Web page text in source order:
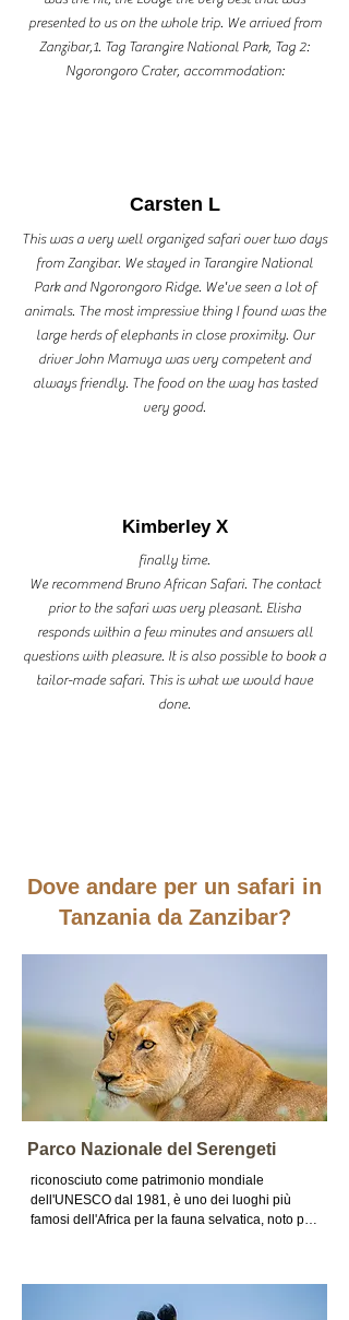
presented to us on the whole trip. We arrived from
Zanzibar,1. Tag Tarangire National Park, Tag 2:
Ngorongoro Crater, accommodation:
Carsten L
This was a very well organized safari over two days
from Zanzibar. We stayed in Tarangire National
Park and Ngorongoro Ridge. We've seen a lot of
animals. The most impressive thing I found was the
large herds of elephants in close proximity. Our
driver John Mamuya was very competent and
always friendly. The food on the way has tasted
very good.
Kimberley X
finally time.
We recommend Bruno African Safari. The contact
prior to the safari was very pleasant. Elisha
responds within a few minutes and answers all
questions with pleasure. It is also possible to book a
tailor-made safari. This is what we would have
done.
Dove andare per un safari in
Tanzania da Zanzibar?
Parco Nazionale del Serengeti
riconosciuto come patrimonio mondiale
dell'UNESCO dal 1981, è uno dei luoghi più
famosi dell'Africa per la fauna selvatica, noto per